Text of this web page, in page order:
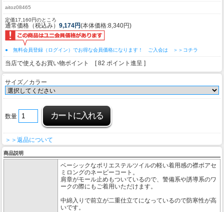
aitoz08465
定価17,160円のところ
通常価格（税込み） 9,174円(本体価格:8,340円)
● 無料会員登録（ログイン）でお得な会員価格になります！ ご入会は ＞＞コチラ
当店で使えるお買い物ポイント [ 82 ポイント進呈 ]
サイズ／カラー
数量
＞＞返品について
商品説明
ベーシックなポリエステルツイルの軽い着用感の襟ボアセ
ミロングのネービーコート。
肩章がモール止めもついているので、警備系や誘導系のワ
ークの際にもご着用いただけます。
中綿入りで前立が二重仕立てになっているので防寒性が高
いです。